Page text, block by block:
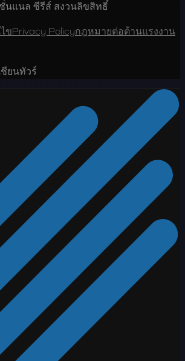
นแนล ซีรีส์ สงวนลิขสิทธิ์
ขPrivacy Policyกฎหมายต่อต้านแรงงาน
ชียนทัวร์